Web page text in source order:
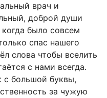
врач и
доброй души
было совсем
спас нашего
слова чтобы вселить
с нами всегда.
с большой буквы,
за чужую